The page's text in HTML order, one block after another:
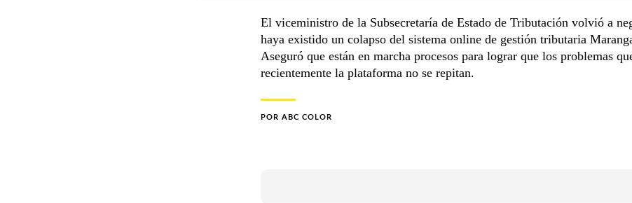
El viceministro de la Subsecretaría de Estado de Tributación volvió a
haya existido un colapso del sistema online de gestión tributaria
Aseguró que están en marcha procesos para lograr que los problemas
recientemente la plataforma no se repitan.
POR ABC COLOR